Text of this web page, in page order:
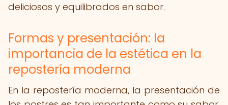
deliciosos y equilibrados en sabor.
Formas y presentación: la
importancia de la estética en la
repostería moderna
En la repostería moderna, la presentación de